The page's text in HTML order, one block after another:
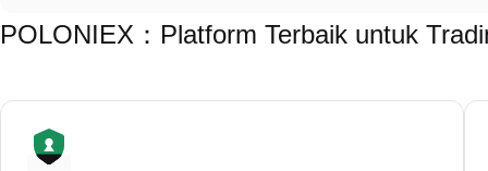
POLONIEX：Platform Terbaik untuk